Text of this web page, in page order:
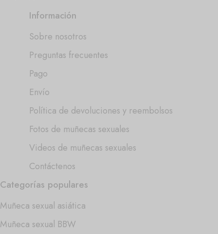
Información
Sobre nosotros
Preguntas frecuentes
Pago
Envío
Política de devoluciones y reembolsos
Fotos de muñecas sexuales
Videos de muñecas sexuales
Contáctenos
Categorías populares
Muñeca sexual asiática
Muñeca sexual BBW